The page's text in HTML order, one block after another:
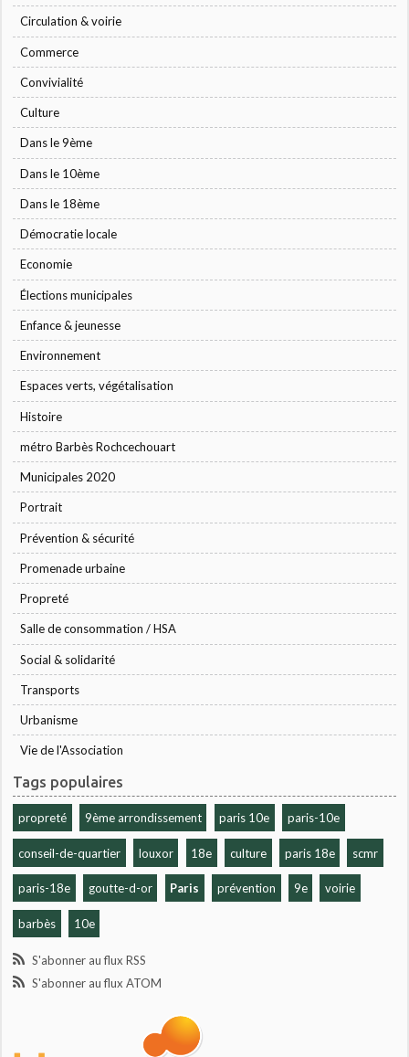
Circulation & voirie
Commerce
Convivialité
Culture
Dans le 9ème
Dans le 10ème
Dans le 18ème
Démocratie locale
Economie
Élections municipales
Enfance & jeunesse
Environnement
Espaces verts, végétalisation
Histoire
métro Barbès Rochcechouart
Municipales 2020
Portrait
Prévention & sécurité
Promenade urbaine
Propreté
Salle de consommation / HSA
Social & solidarité
Transports
Urbanisme
Vie de l'Association
Tags populaires
propreté 9ème arrondissement paris 10e paris-10e
conseil-de-quartier louxor 18e culture paris 18e scmr
paris-18e goutte-d-or Paris prévention 9e voirie
barbès 10e
S'abonner au flux RSS
S'abonner au flux ATOM